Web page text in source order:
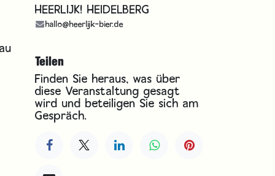
HEERLIJK! HEIDELBERG
hallo@heerlijk-bier.de
Teilen
Finden Sie heraus, was über
diese Veranstaltung gesagt
wird und beteiligen Sie sich am
Gespräch.